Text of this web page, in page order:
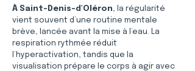
À Saint-Denis-d'Oléron, la régularité
vient souvent d’une routine mentale
brève, lancée avant la mise à l’eau. La
respiration rythmée réduit
l’hyperactivation, tandis que la
visualisation prépare le corps à agir avec